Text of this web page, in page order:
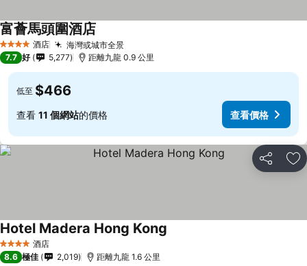
4 星級 酒店 海灣或城市全景
富薈馬頭圍酒店
7.7 好 5,277 距離九龍 0.9 公里
低至 $466
查看 11 個網站的價格 查看價格
分享 放
4 星級 酒店
Hotel Madera Hong Kong
8.6 極佳 2,019 距離九龍 1.6 公里